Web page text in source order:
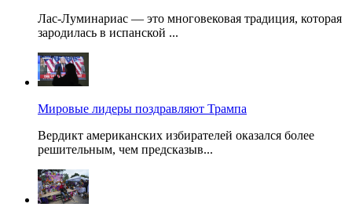
Лас-Луминариас — это многовековая традиция, которая
зародилась в испанской ...
Мировые лидеры поздравляют Трампа
Вердикт американских избирателей оказался более
решительным, чем предсказыв...